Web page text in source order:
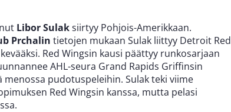
Libor Sulaksiirtyy Pohjois-Amerikkaan.
Prchalin tietojen mukaan Sulak liittyy Detroit Red
Red Wingsin kausi päättyy runkosarjaan
AHL-seura Grand Rapids Griffinsin
pudotuspeleihin. Sulak teki viime
Red Wingsin kanssa, mutta pelasi